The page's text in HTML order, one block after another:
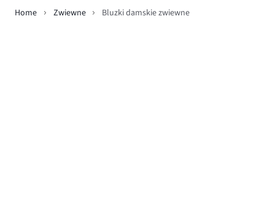
Home Zwiewne Bluzki damskie zwiewne